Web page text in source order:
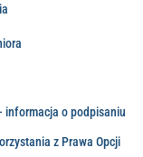
informacja o podpisaniu
z Prawa Opcji